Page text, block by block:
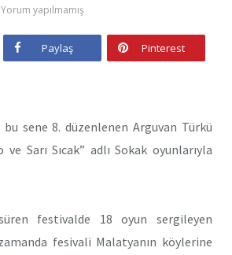
Yorum yapılmamış
Paylaş Pinterest
bu sene 8. düzenlenen Arguvan Türkü
Sarı Sıcak” adlı Sokak oyunlarıyla
festivalde 18 oyun sergileyen
fesivali Malatyanın köylerine